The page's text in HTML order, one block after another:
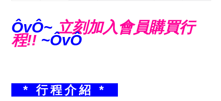
ÔvÔ~立刻加入會員購買行
程!! ~ÔvÔ
* 行程介紹 *